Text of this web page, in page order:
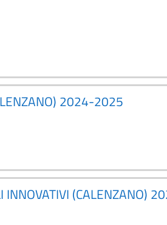
2024-2025
INNOVATIVI (CALENZANO)